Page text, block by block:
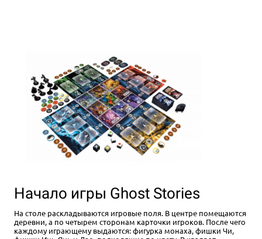
Начало игры Ghost Stories
На столе раскладываются игровые поля. В центре помещаются
деревни, а по четырем сторонам карточки игроков. После чего
каждому играющему выдаются: фигурка монаха, фишки Чи,